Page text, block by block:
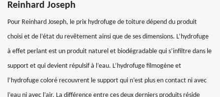
Reinhard Joseph
Pour Reinhard Joseph, le prix hydrofuge de toiture dépend du produit
choisi et de l’état du revêtement ainsi que de ses dimensions. L’hydrofuge
à effet perlant est un produit naturel et biodégradable qui s’infiltre dans le
support et qui devient répulsif à l’eau. L’hydrofuge filmogène et
l’hydrofuge coloré recouvrent le support qui n’est plus en contact ni avec
l’eau ni avec l’air. La différence entre ces deux derniers produits réside